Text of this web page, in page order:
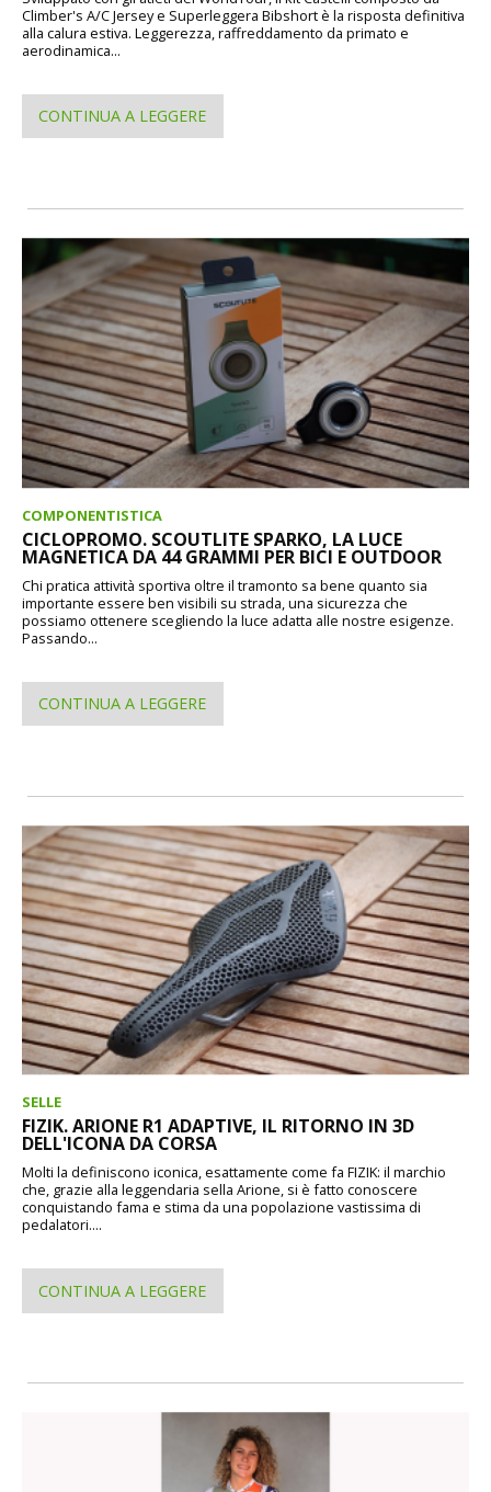
Climber's A/C Jersey e Superleggera Bibshort è la risposta definitiva
alla calura estiva. Leggerezza, raffreddamento da primato e
aerodinamica...
CONTINUA A LEGGERE
COMPONENTISTICA
CICLOPROMO. SCOUTLITE SPARKO, LA LUCE
MAGNETICA DA 44 GRAMMI PER BICI E OUTDOOR
Chi pratica attività sportiva oltre il tramonto sa bene quanto sia
importante essere ben visibili su strada, una sicurezza che
possiamo ottenere scegliendo la luce adatta alle nostre esigenze.
Passando...
CONTINUA A LEGGERE
SELLE
FIZIK. ARIONE R1 ADAPTIVE, IL RITORNO IN 3D
DELL'ICONA DA CORSA
Molti la definiscono iconica, esattamente come fa FIZIK: il marchio
che, grazie alla leggendaria sella Arione, si è fatto conoscere
conquistando fama e stima da una popolazione vastissima di
pedalatori....
CONTINUA A LEGGERE